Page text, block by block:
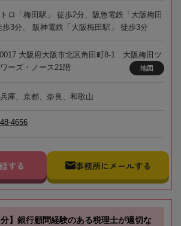
ロ「梅田駅」 徒歩2分、阪急電鉄「大阪梅田
歩3分、 阪神電鉄「大阪梅田駅」 徒歩3分
大阪府大阪市北区角田町8-1 大阪梅田ツ
ーズ・ノース21階
地図
庫、京都、奈良、和歌山
4656
する 事務所にメールする
分】銀行顧問経験のある税理士が適切な